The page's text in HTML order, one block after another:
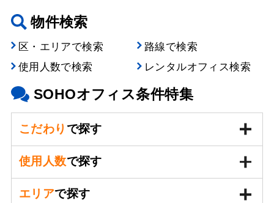
物件検索
区・エリアで検索
路線で検索
使用人数で検索
レンタルオフィス検索
SOHOオフィス条件特集
こだわり で探す
使用人数で探す
エリアで探す